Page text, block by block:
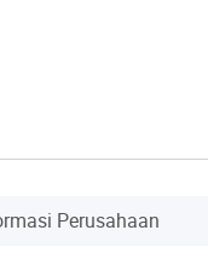
Perusahaan